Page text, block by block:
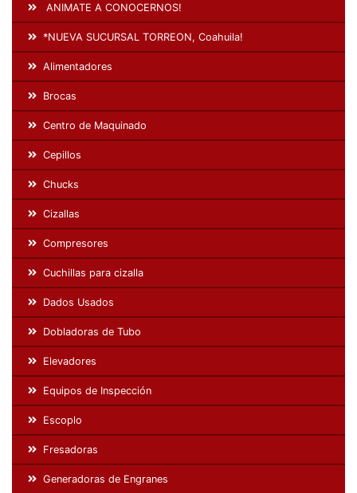
ANIMATE A CONOCERNOS!
*NUEVA SUCURSAL TORREON, Coahuila!
Alimentadores
Brocas
Centro de Maquinado
Cepillos
Chucks
Cizallas
Compresores
Cuchillas para cizalla
Dados Usados
Dobladoras de Tubo
Elevadores
Equipos de Inspección
Escoplo
Fresadoras
Generadoras de Engranes